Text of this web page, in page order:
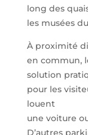
long des
les musées
À proximité
en commun,
solution
pour les
louent
une voiture
D’autres